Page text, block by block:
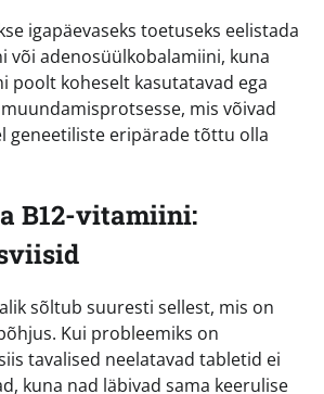
igapäevaseks toetuseks eelistada
või adenosüülkobalamiini, kuna
poolt koheselt kasutatavad ega
mis võivad
geneetiliste eripärade tõttu olla
B12-vitamiini:
sõltub suuresti sellest, mis on
Kui probleemiks on
tavalised neelatavad tabletid ei
kuna nad läbivad sama keerulise